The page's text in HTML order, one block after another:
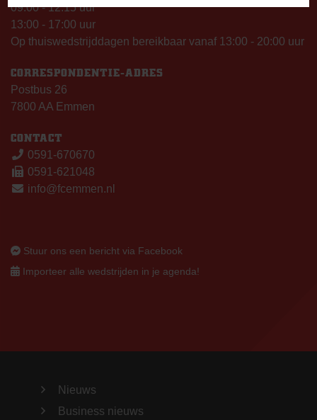
09:00 - 12:15 uur
13:00 - 17:00 uur
Op thuiswedstrijddagen bereikbaar vanaf 13:00 - 20:00 uur
CORRESPONDENTIE-ADRES
Postbus 26
7800 AA Emmen
CONTACT
0591-670670
0591-621048
info@fcemmen.nl
Stuur ons een bericht via Facebook
Importeer alle wedstrijden in je agenda!
Nieuws
Business nieuws